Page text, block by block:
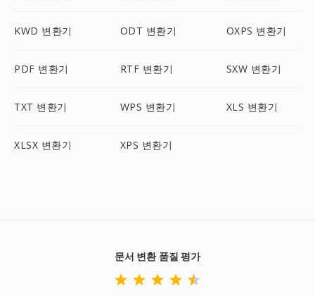
KWD 변환기 ODT 변환기 OXPS 변환기
PDF 변환기 RTF 변환기 SXW 변환기
TXT 변환기 WPS 변환기 XLS 변환기
XLSX 변환기 XPS 변환기
문서 변환 품질 평가